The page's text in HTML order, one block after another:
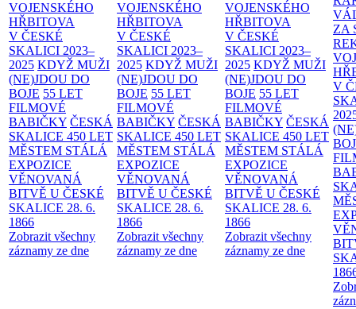
VOJENSKÉHO
HŘBITOVA
V ČESKÉ
SKALICI 2023–
2025 KDYŽ MUŽI
(NE)JDOU DO
BOJE 55 LET
FILMOVÉ
BABIČKY ČESKÁ
SKALICE 450 LET
MĚSTEM STÁLÁ
EXPOZICE
VĚNOVANÁ
BITVĚ U ČESKÉ
SKALICE 28. 6.
1866
Zobrazit všechny
záznamy ze dne
VOJENSKÉHO
HŘBITOVA
V ČESKÉ
SKALICI 2023–
2025 KDYŽ MUŽI
(NE)JDOU DO
BOJE 55 LET
FILMOVÉ
BABIČKY ČESKÁ
SKALICE 450 LET
MĚSTEM STÁLÁ
EXPOZICE
VĚNOVANÁ
BITVĚ U ČESKÉ
SKALICE 28. 6.
1866
Zobrazit všechny
záznamy ze dne
VOJENSKÉHO
HŘBITOVA
V ČESKÉ
SKALICI 2023–
2025 KDYŽ MUŽI
(NE)JDOU DO
BOJE 55 LET
FILMOVÉ
BABIČKY ČESKÁ
SKALICE 450 LET
MĚSTEM STÁLÁ
EXPOZICE
VĚNOVANÁ
BITVĚ U ČESKÉ
SKALICE 28. 6.
1866
Zobrazit všechny
záznamy ze dne
ZA
V